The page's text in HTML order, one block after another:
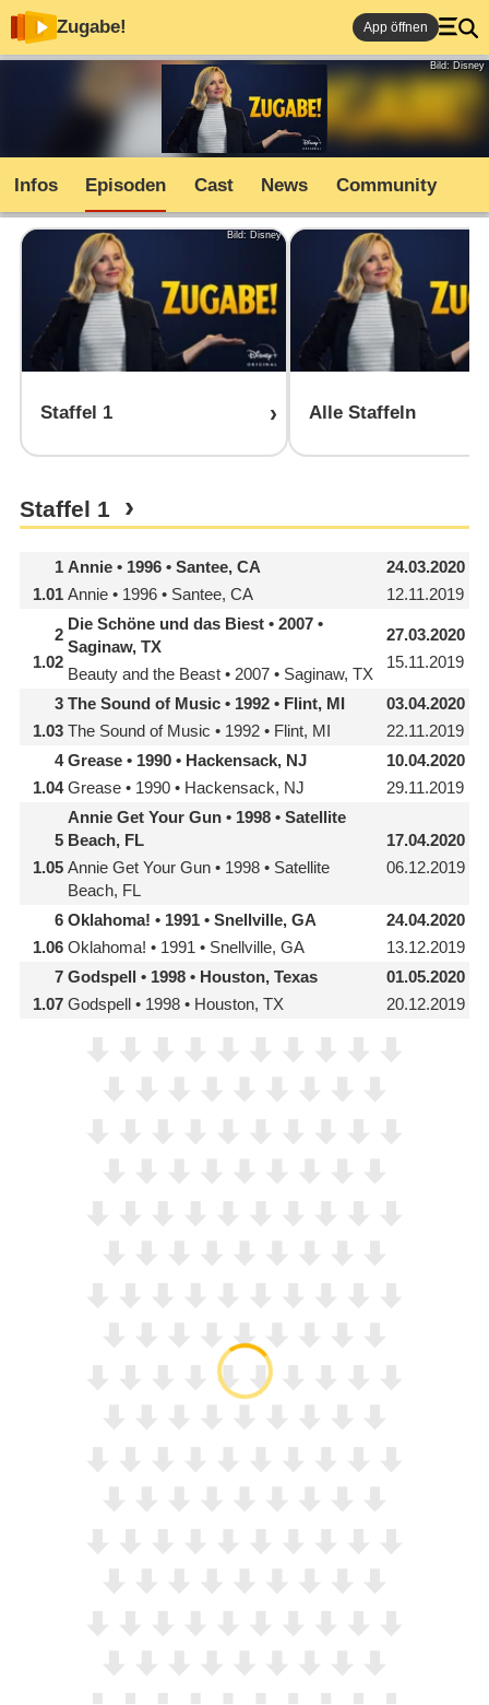
Zugabe! App öffnen
Bild: Disney
Infos Episoden Cast News Community
Bild: Disney
Staffel 1 Alle Staffeln
Staffel 1
1
1.01
Annie • 1996 • Santee, CA
Annie • 1996 • Santee, CA
24.03.2020
12.11.2019
2
1.02
Die Schöne und das Biest • 2007 •
Saginaw, TX
Beauty and the Beast • 2007 • Saginaw, TX
27.03.2020
15.11.2019
3
1.03
The Sound of Music • 1992 • Flint, MI
The Sound of Music • 1992 • Flint, MI
03.04.2020
22.11.2019
4
1.04
Grease • 1990 • Hackensack, NJ
Grease • 1990 • Hackensack, NJ
10.04.2020
29.11.2019
5
1.05
Annie Get Your Gun • 1998 • Satellite
Beach, FL
Annie Get Your Gun • 1998 • Satellite
Beach, FL
17.04.2020
06.12.2019
6
1.06
Oklahoma! • 1991 • Snellville, GA
Oklahoma! • 1991 • Snellville, GA
24.04.2020
13.12.2019
7
1.07
Godspell • 1998 • Houston, Texas
Godspell • 1998 • Houston, TX
01.05.2020
20.12.2019